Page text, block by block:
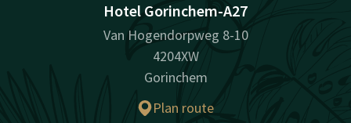
Hotel Gorinchem-A27
Van Hogendorpweg 8-10
4204XW
Gorinchem
Plan route